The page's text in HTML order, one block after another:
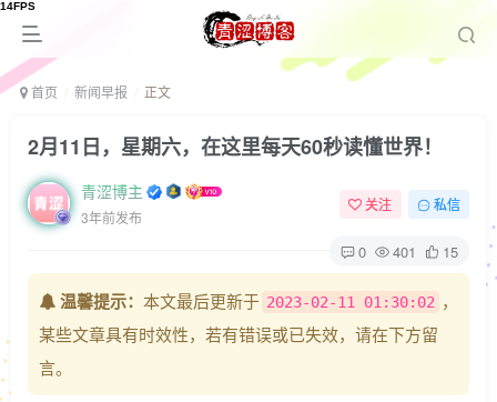
首页 新闻早报 正文
2月11日，星期六，在这里每天60秒读懂世界！
青涩博主
3年前发布
关注 私信
0 401 15
温馨提示： 本文最后更新于 2023-02-11 01:30:02 ，
某些文章具有时效性，若有错误或已失效，请在下方留
言。